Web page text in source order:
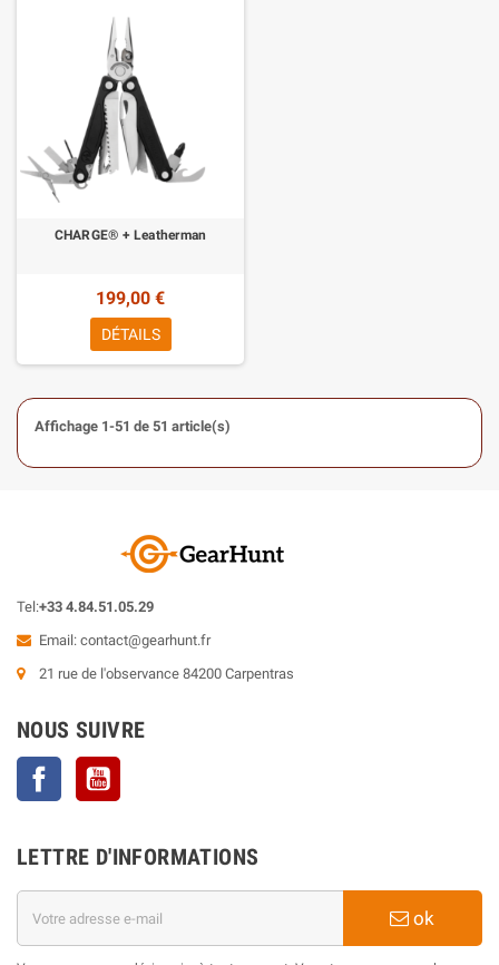
CHARGE® + Leatherman
199,00 €
DÉTAILS
Affichage 1-51 de 51 article(s)
Tel:+33 4.84.51.05.29
Email: contact@gearhunt.fr
21 rue de l'observance 84200 Carpentras
NOUS SUIVRE
Facebook
LETTRE D'INFORMATIONS
ok